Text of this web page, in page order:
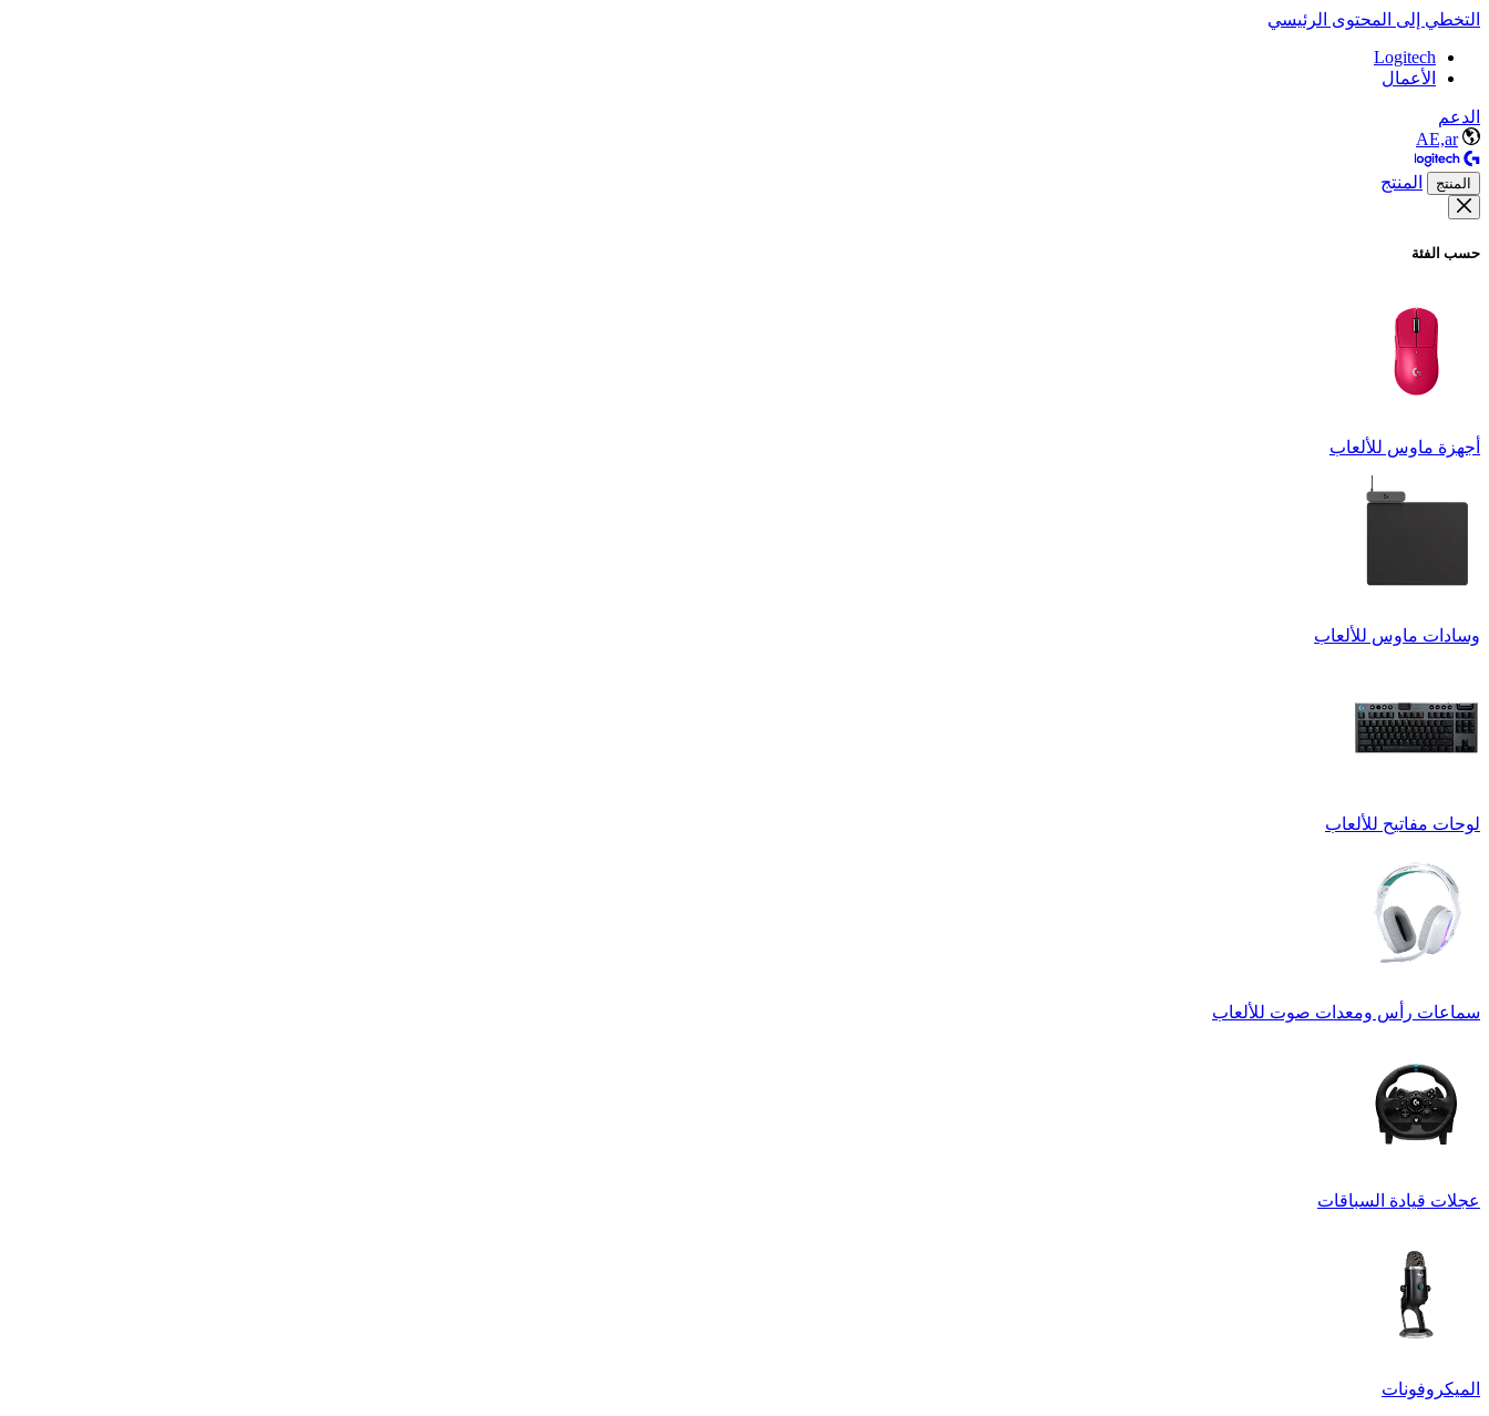
التخطي إلى المحتوى الرئيسي
Logitech
الأعمال
الدعم
AE,ar
المنتج المنتج
حسب الفئة
أجهزة ماوس للألعاب
وسادات ماوس للألعاب
لوحات مفاتيح للألعاب
سماعات رأس ومعدات صوت للألعاب
عجلات قيادة السباقات
الميكروفونات